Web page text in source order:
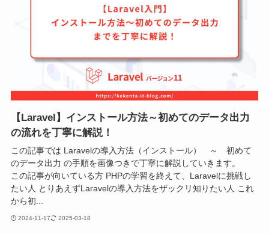
【Laravel】インストール方法～初めてのデータ出力
の流れを丁寧に解説！
この記事では Laravelの導入方法（インストール） ～ 初めて
のデータ出力 の手順を画像つきで丁寧に解説していきます。
この記事が向いている方 PHPの学習を終えて、Laravelに挑戦し
たい人 とりあえずLaravelの導入方法をザックリ知りたい人 これ
から初...
2024-11-17 2025-03-18